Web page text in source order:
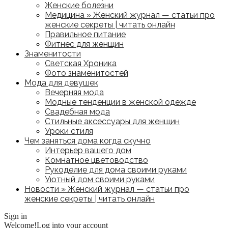
Женские болезни
Медицина » Женский журнал — статьи про
женские секреты | читать онлайн
Правильное питание
Фитнес для женщин
Знаменитости
Светская Хроника
Фото знаменитостей
Мода для девушек
Вечерняя мода
Модные тенденции в женской одежде
Свадебная мода
Стильные аксессуары для женщин
Уроки стиля
Чем заняться дома когда скучно
Интерьер вашего дом
Комнатное цветоводство
Рукоделие для дома своими руками
Уютный дом своими руками
Новости » Женский журнал — статьи про
женские секреты | читать онлайн
Sign in
Welcome!Log into your account